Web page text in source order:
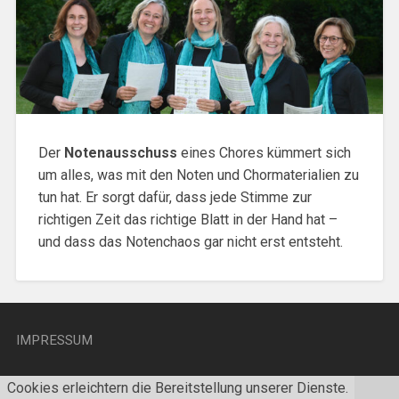
Der Notenausschuss eines Chores kümmert sich
um alles, was mit den Noten und Chormaterialien zu
tun hat. Er sorgt dafür, dass jede Stimme zur
richtigen Zeit das richtige Blatt in der Hand hat –
und dass das Notenchaos gar nicht erst entsteht.
IMPRESSUM
Cookies erleichtern die Bereitstellung unserer Dienste.